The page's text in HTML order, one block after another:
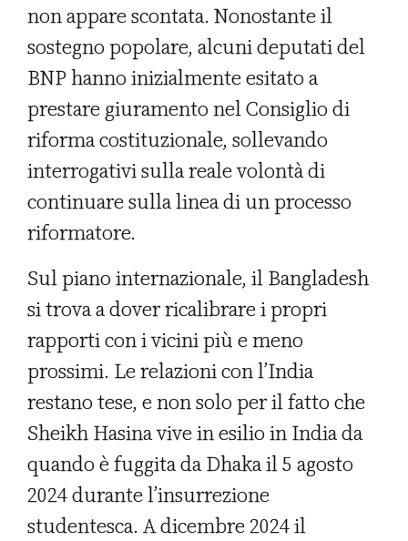
non appare scontata. Nonostante il
sostegno popolare, alcuni deputati del
BNP hanno inizialmente esitato a
prestare giuramento nel Consiglio di
riforma costituzionale, sollevando
interrogativi sulla reale volontà di
continuare sulla linea di un processo
riformatore.
Sul piano internazionale, il Bangladesh
si trova a dover ricalibrare i propri
rapporti con i vicini più e meno
prossimi. Le relazioni con l’India
restano tese, e non solo per il fatto che
Sheikh Hasina vive in esilio in India da
quando è fuggita da Dhaka il 5 agosto
2024 durante l’insurrezione
studentesca. A dicembre 2024 il